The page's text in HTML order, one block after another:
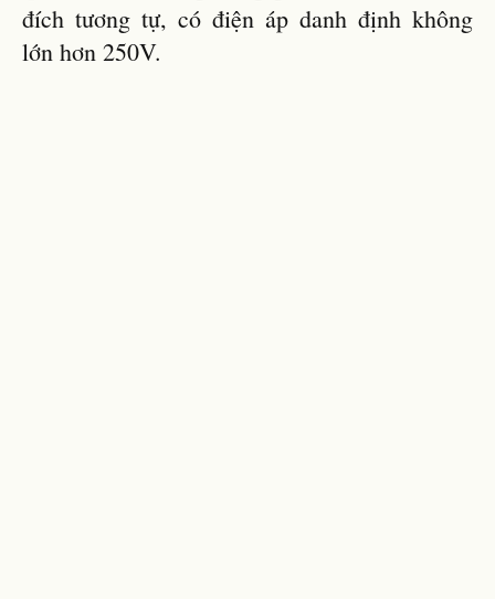
đích tương tự, có điện áp danh định không
lớn hơn 250V.